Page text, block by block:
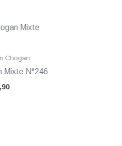
Chogan
Mixte N°246
Plage
à
€ 54,90